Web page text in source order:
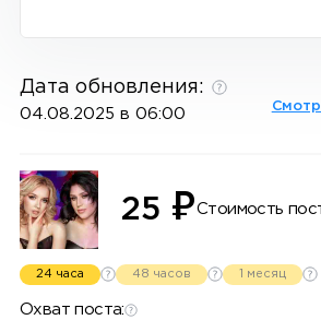
Дата обновления:
04.08.2025 в 06:00
25 ₽Стоимость
24 часа 48 часов 1 месяц
Охват поста: